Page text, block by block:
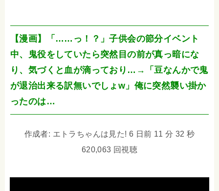
【漫画】「……っ！？」子供会の節分イベント
中、鬼役をしていたら突然目の前が真っ暗にな
り、気づくと血が滴っており…→「豆なんかで鬼
が退治出来る訳無いでしょw」俺に突然襲い掛か
ったのは…
作成者: エトラちゃんは見た! 6 日前 11 分 32 秒
620,063 回視聴